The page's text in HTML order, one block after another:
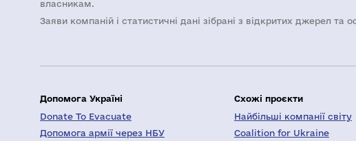
власникам.
Заяви компаній i статистичні дані зібрані з відкритих джерел та
Допомога Україні
Donate To Evacuate
Допомога армії через НБУ
Схожі проєкти
Найбільші компанії світу
Coalition for Ukraine